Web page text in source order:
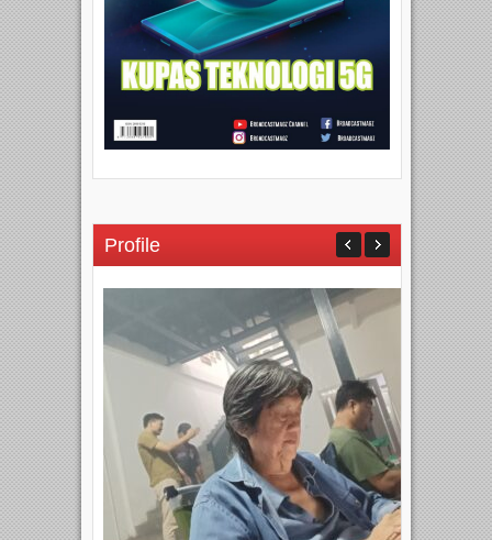
Profile